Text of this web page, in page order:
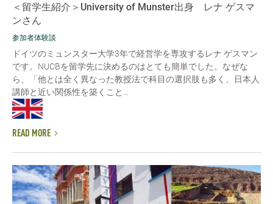
＜留学生紹介＞University of Munster出身 レナ ゲスマ
ンさん
参加者体験談
ドイツのミュンスター大学3年で経営学を専攻するレナ ゲスマン
です。NUCBを留学先に決めるのはとても簡単でした。なぜな
ら、「他とは全く異なった教授法で科目の選択肢も多く、日本人
講師と近い関係性を築くこと...
READ MORE